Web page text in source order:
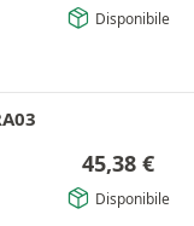
Disponibile
45,38 €
Disponibile